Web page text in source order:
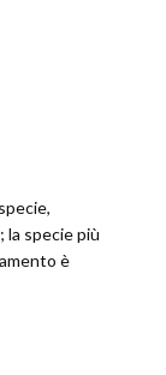
la specie più
è